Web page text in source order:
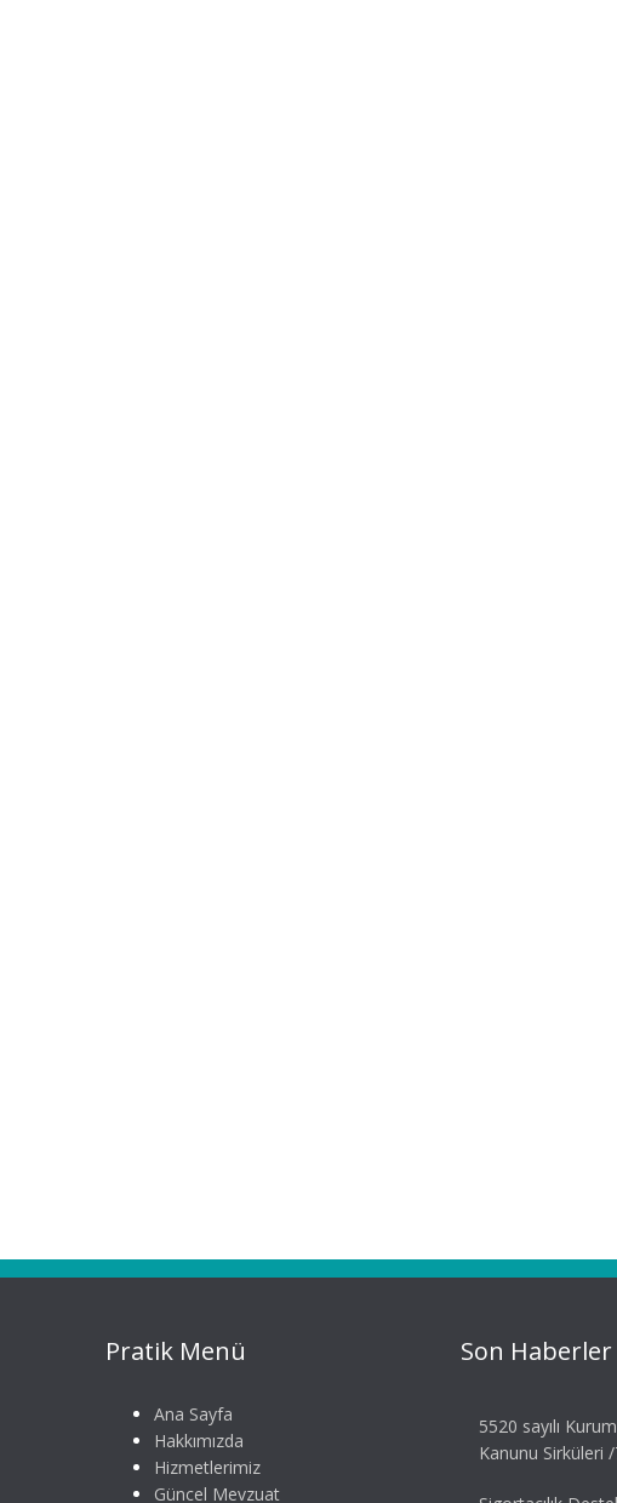
Pratik Menü
Ana Sayfa
Hakkımızda
Hizmetlerimiz
Güncel Mevzuat
Son Haberler
5520 sayılı
Kanunu Sirküleri